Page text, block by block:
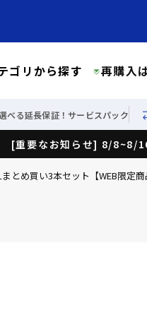
ゴリから探す 再購入
べる延長保証！サービスパック
[重要なお知らせ] 8/8~8/
まとめ買い3本セット【WEB限定商